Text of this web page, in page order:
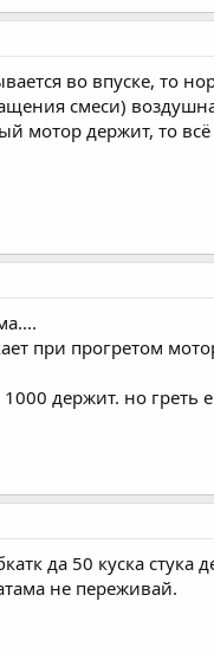
во впуске, то
смеси)
мотор держит, то
при прогретом
держит. но греть
да 50 куска
не переживай.